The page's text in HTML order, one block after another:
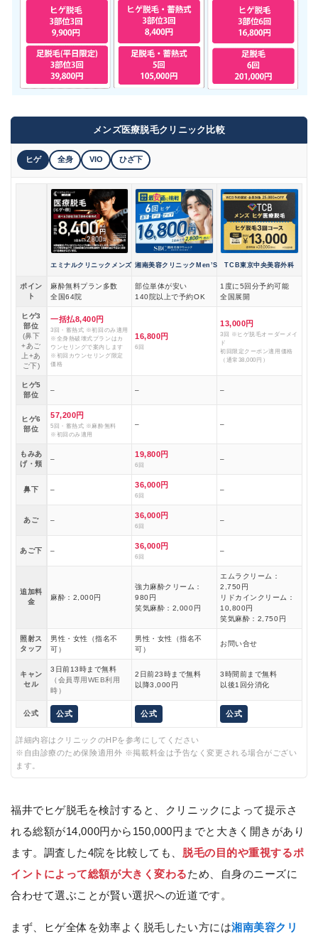
メンズ医療脱毛クリニック比較
ヒゲ 全身 VIO ひざ下
エミナルクリニックメンズ 湘南美容クリニックMen’S TCB東京中央美容外科
ポイン
ト
麻酔無料プラン多数
全国64院
部位単体が安い
140院以上で予約OK
1度に5回分予約可能
全国展開
ヒゲ3
部位
(鼻下
+あご
上+あ
ご下)
一括払8,400円
3回・蓄熱式 ※初回のみ適用
※全身熱破壊式プランはカ
ウンセリングで案内します
※初回カウンセリング限定
価格
16,800円
6回
13,000円
3回 ※ヒゲ脱毛オーダーメイ
ド
初回限定クーポン適用価格
（通常38,000円）
ヒゲ5
部位
– – –
ヒゲ6
部位
57,200円
5回・蓄熱式 ※麻酔無料
※初回のみ適用
– –
もみあ
げ・頬
–
19,800円
6回
–
鼻下 –
36,000円
6回
–
あご –
36,000円
6回
–
あご下 –
36,000円
6回
–
追加料
金
麻酔：2,000円
強力麻酔クリーム：
980円
笑気麻酔：2,000円
エムラクリーム：
2,750円
リドカインクリーム：
10,800円
笑気麻酔：2,750円
照射ス
タッフ
男性・女性（指名不
可）
男性・女性（指名不
可）
お問い合せ
キャン
セル
3日前13時まで無料
（会員専用WEB利用
時）
2日前23時まで無料
以降3,000円
3時間前まで無料
以後1回分消化
公式 公式 公式 公式
詳細内容はクリニックのHPを参考にしてください
※自由診療のため保険適用外 ※掲載料金は予告なく変更される場合がござい
ます。
福井でヒゲ脱毛を検討すると、クリニックによって提示さ
れる総額が14,000円から150,000円までと大きく開きがあり
ます。調査した4院を比較しても、 脱毛の目的や重視するポ
イントによって総額が大きく変わるため、自身のニーズに
合わせて選ぶことが賢い選択への近道です。
まず、ヒゲ全体を効率よく脱毛したい方には湘南美容クリ